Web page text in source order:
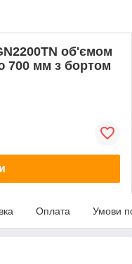
об'ємом
700 мм з бортом
Оплата Умови